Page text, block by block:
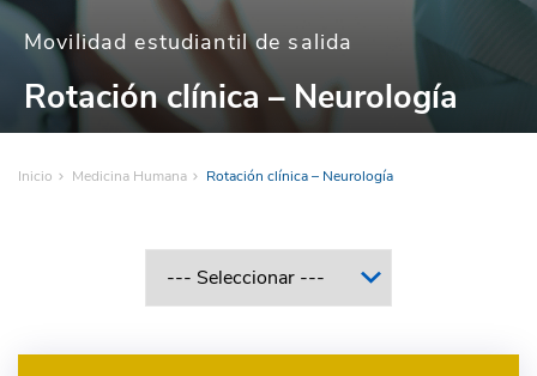
Movilidad estudiantil de salida
Rotación clínica – Neurología
Inicio Medicina Humana Rotación clínica – Neurología